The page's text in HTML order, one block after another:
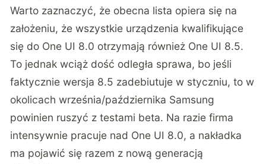
Warto zaznaczyć, że obecna lista opiera się na
założeniu, że wszystkie urządzenia kwalifikujące
się do One UI 8.0 otrzymają również One UI 8.5.
To jednak wciąż dość odległa sprawa, bo jeśli
faktycznie wersja 8.5 zadebiutuje w styczniu, to w
okolicach września/października Samsung
powinien ruszyć z testami beta. Na razie firma
intensywnie pracuje nad One UI 8.0, a nakładka
ma pojawić się razem z nową generacją